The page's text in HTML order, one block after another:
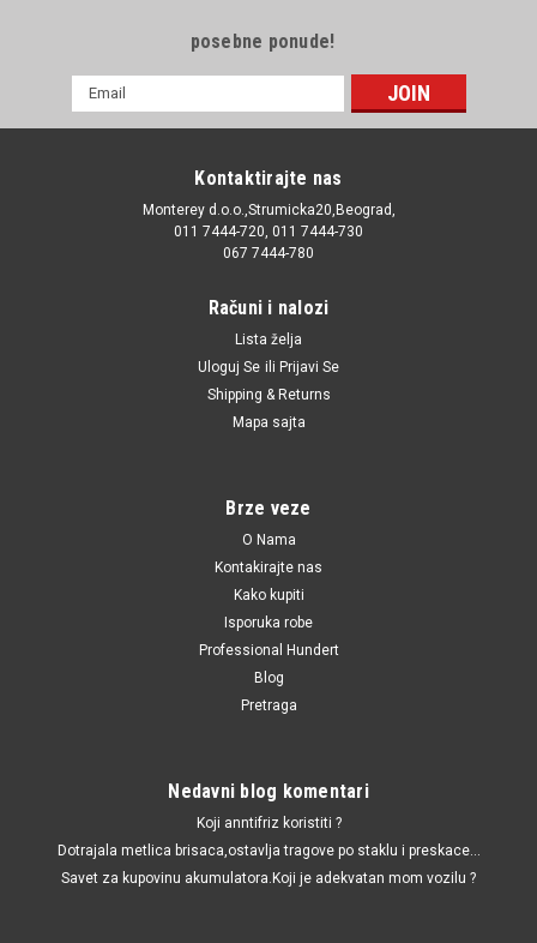
06A115561B / 180040310 / 0451103314 / 034115561A /
DODAJ U KORPU
posebne ponude!
mail
Kontaktirajte nas
Monterey d.o.o.,Strumicka20,Beograd,
011 7444-720, 011 7444-730
067 7444-780
Računi i nalozi
Lista želja
Uloguj Se ili Prijavi Se
Shipping & Returns
Mapa sajta
Brze veze
O Nama
Kontakirajte nas
Kako kupiti
Isporuka robe
Professional Hundert
Blog
Pretraga
Nedavni blog komentari
Koji anntifriz koristiti ?
Dotrajala metlica brisaca,ostavlja tragove po staklu i preskace...
Savet za kupovinu akumulatora.Koji je adekvatan mom vozilu ?